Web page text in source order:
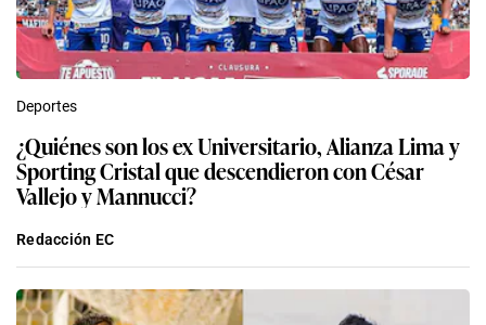
Deportes
¿Quiénes son los ex Universitario, Alianza Lima y
Sporting Cristal que descendieron con César
Vallejo y Mannucci?
Redacción EC